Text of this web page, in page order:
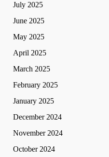
July 2025
June 2025
May 2025
April 2025
March 2025
February 2025
January 2025
December 2024
November 2024
October 2024